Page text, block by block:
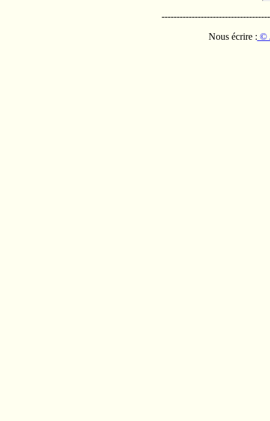
Nous écrire : ©